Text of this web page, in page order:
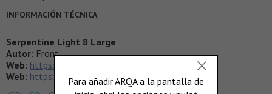
INFORMACIÓN TÉCNICA
Serpentine Light 8 Large
Autor: Front
Web: https://www.frontdesign.se/
Web: https://www.moooi.com/en